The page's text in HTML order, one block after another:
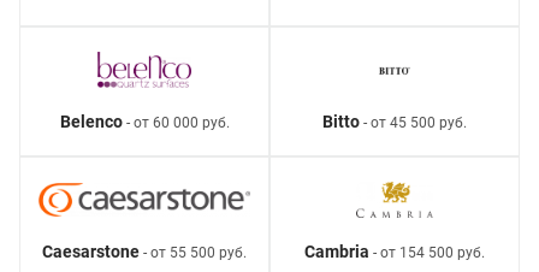
Belenco- от 60 000 руб. Bitto - от 45 500 руб.
Caesarstone - от 55 500 руб. Cambria - от 154 500 руб.